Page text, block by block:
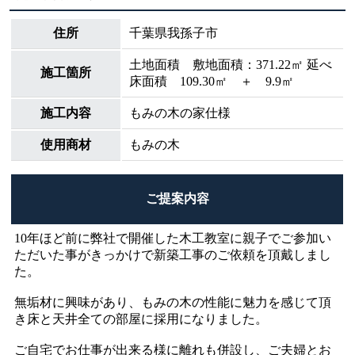
住所 千葉県我孫子市
施工箇所
土地面積 敷地面積：371.22㎡ 延べ
床面積 109.30㎡ ＋ 9.9㎡
施工内容 もみの木の家仕様
使用商材 もみの木
ご提案内容
10年ほど前に弊社で開催した木工教室に親子でご参加い
ただいた事がきっかけで新築工事のご依頼を頂戴しまし
た。
無垢材に興味があり、もみの木の性能に魅力を感じて頂
き床と天井全ての部屋に採用になりました。
ご自宅でお仕事が出来る様に離れも併設し、ご夫婦とお